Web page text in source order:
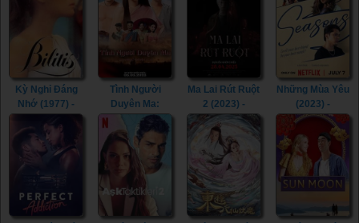
Kỳ Nghỉ Đáng
Nhớ (1977) -
Tình Người
Duyên Ma:
Ngoại Truyện
(2023) - Tid Noi:
More Than True
Love (2023)
Ma Lai Rút Ruột
2 (2023) -
Inhuman Kiss 2
(2023)
Những Mùa Yêu
(2023) -
Seasons (2023)